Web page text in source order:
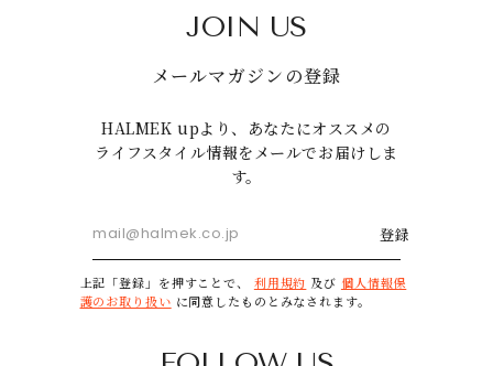
JOIN US
メールマガジンの登録
HALMEK upより、あなたにオススメの
ライフスタイル情報をメールでお届けしま
す。
登録
上記「登録」を押すことで、 利用規約 及び 個人情報保
護のお取り扱い に同意したものとみなされます。